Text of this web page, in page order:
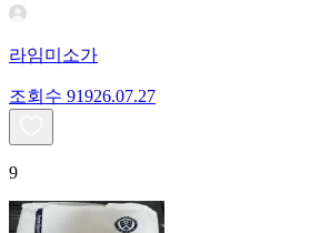
라임미소가
조회수 91926.07.27
9